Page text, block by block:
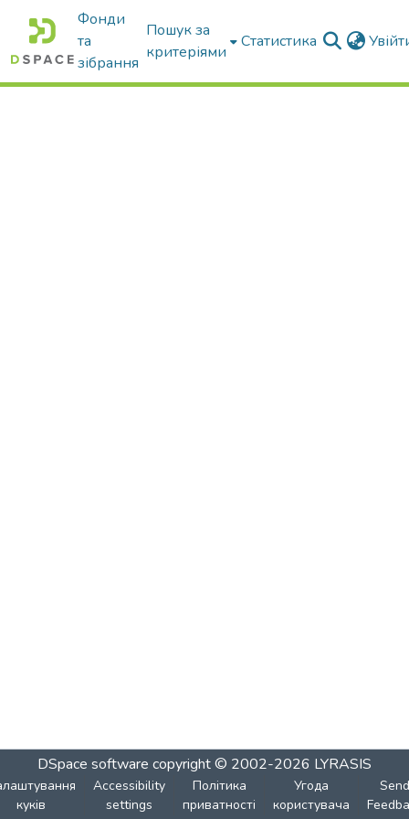
Фонди
та
зібрання
Пошук за
критеріями
Статистика
DSpace software copyright © 2002-2026 LYRASIS
куків
Accessibility
settings
Політика
приватності
Угода
користувача
Send